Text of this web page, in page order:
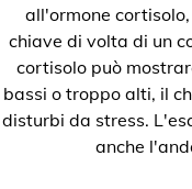
all'ormone
chiave di volta di un
cortisolo può
bassi o troppo alti, il
disturbi da stress.
anche